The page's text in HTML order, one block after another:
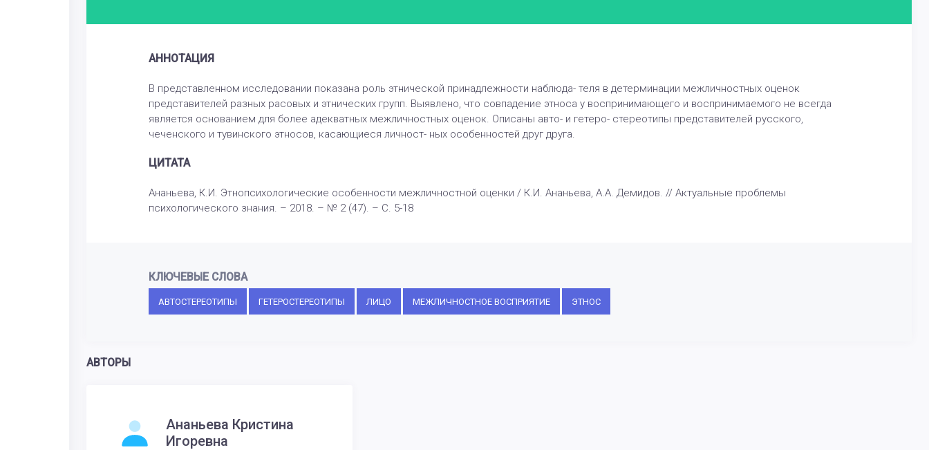
АННОТАЦИЯ
В представленном исследовании показана роль этнической принадлежности наблюда- теля в детерминации межличностных оценок
представителей разных расовых и этнических групп. Выявлено, что совпадение этноса у воспринимающего и воспринимаемого не всегда
является основанием для более адекватных межличностных оценок. Описаны авто- и гетеро- стереотипы представителей русского,
чеченского и тувинского этносов, касающиеся личност- ных особенностей друг друга.
ЦИТАТА
Ананьева, К.И. Этнопсихологические особенности межличностной оценки / К.И. Ананьева, А.А. Демидов. // Актуальные проблемы
психологического знания. – 2018. – № 2 (47). – С. 5-18
КЛЮЧЕВЫЕ СЛОВА
АВТОСТЕРЕОТИПЫ ГЕТЕРОСТЕРЕОТИПЫ ЛИЦО МЕЖЛИЧНОСТНОЕ ВОСПРИЯТИЕ ЭТНОС
АВТОРЫ
Ананьева Кристина
Игоревна